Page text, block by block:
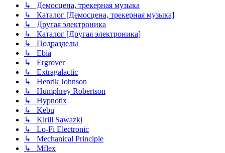
↳ Демосцена, трекерная музыка
↳ Каталог [Демосцена, трекерная музыка]
↳ Другая электроника
↳ Каталог [Другая электроника]
↳ Подразделы
↳ Ebia
↳ Ergrover
↳ Extragalactic
↳ Henrik Johnson
↳ Humphrey Robertson
↳ Hypnotix
↳ Kebu
↳ Kirill Sawazki
↳ Lo-Fi Electronic
↳ Mechanical Principle
↳ Mflex